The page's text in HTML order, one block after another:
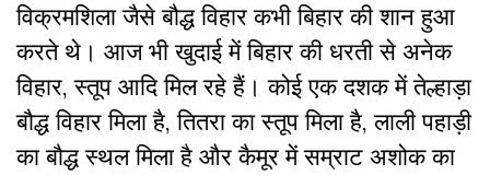
विक्रमशिला जैसे बौद्ध विहार कभी बिहार की शान हुआ
करते थे। आज भी खुदाई में बिहार की धरती से अनेक
विहार, स्तूप आदि मिल रहे हैं। कोई एक दशक में तेल्हाड़ा
बौद्ध विहार मिला है, तितरा का स्तूप मिला है, लाली पहाड़ी
का बौद्ध स्थल मिला है और कैमूर में सम्राट अशोक का